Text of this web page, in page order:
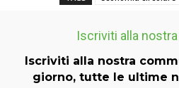
Iscriviti alla
Iscriviti alla nostra
giorno, tutte le ultime